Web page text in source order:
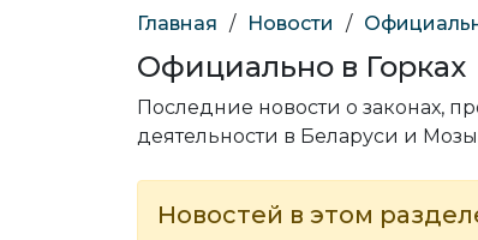
Главная / Новости /
Официально в Горках
Последние новости о законах,
деятельности в Беларуси и
Новостей в этом